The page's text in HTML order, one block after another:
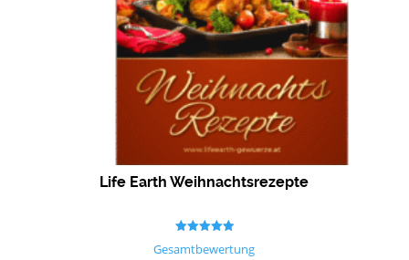
Life Earth Weihnachtsrezepte
5.00
Gesamtbewertung